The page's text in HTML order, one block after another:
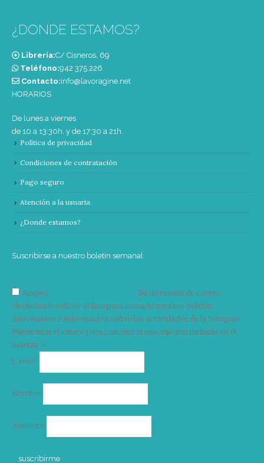
¿DONDE ESTAMOS?
Librería:C/ Cisneros, 69
Teléfono:‭942 375 226‬
Contacto:info@lavoragine.net
HORARIOS
De lunes a viernes
de 10 a 13:30h. y de 17:30 a 21h.
Política de privacidad
Condiciones de contratación
Pago seguro
Atención a la usuaria
¿Donde estamos?
Suscribirse a nuestro boletín semanal
Acepto
Su dirección de correo
electrónico solo se utiliza para enviarle nuestro boletín
informativo e información sobre las actividades de la Vorágine.
Puede usar el enlace para cancelar la suscripción incluido en el
boletín. >
E-mail*
Nombre
Apellidos